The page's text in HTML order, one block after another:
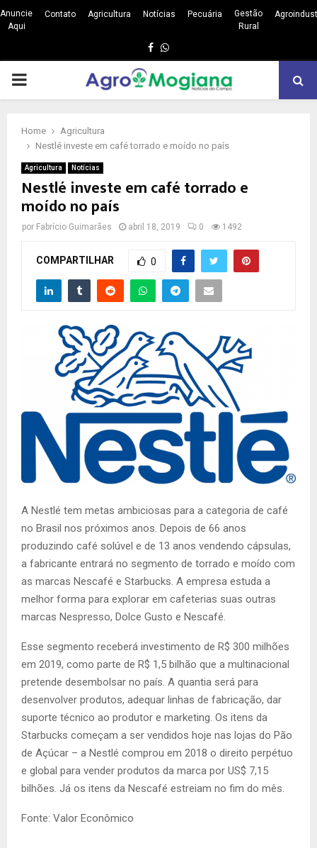
Anuncie
Aqui
Contato Agricultura Notícias Pecuária
Gestão
Rural
Facebook
Whatsapp
PRIMARY
Home
Agricultura
Nestlé investe em café torrado e moído no país
Agricultura Notícias
Nestlé investe em café torrado e
moído no país
por Fabrício Guimarães abril 18, 2019 0 1492
COMPARTILHAR 0
A Nestlé tem metas ambiciosas para a categoria de café
no Brasil nos próximos anos. Depois de 66 anos
produzindo café solúvel e de 13 anos vendendo cápsulas,
a fabricante entrará no segmento de torrado e moído com
as marcas Nescafé e Starbucks. A empresa estuda a
melhor forma para explorar em cafeterias suas outras
marcas Nespresso, Dolce Gusto e Nescafé.
Esse segmento receberá investimento de R$ 300 milhões
em 2019, como parte de R$ 1,5 bilhão que a multinacional
pretende desembolsar no país. A quantia será para
desenvolver produtos, adequar linhas de fabricação, dar
suporte técnico ao produtor e marketing. Os itens da
Starbucks começam a ser vendidos hoje nas lojas do Pão
de Açúcar – a Nestlé comprou em 2018 o direito perpétuo
e global para vender produtos da marca por US$ 7,15
bilhões. Já os itens da Nescafé estreiam no fim do mês.
Fonte: Valor Econômico